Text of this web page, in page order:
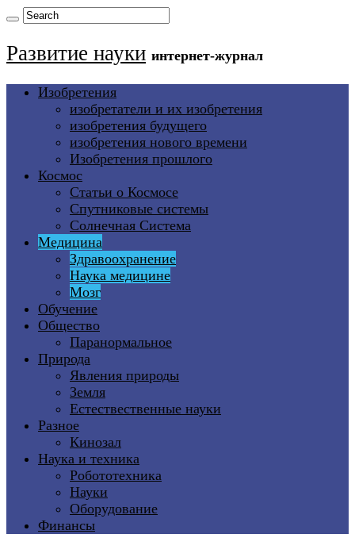
Развитие науки интернет-журнал
Изобретения
изобретатели и их изобретения
изобретения будущего
изобретения нового времени
Изобретения прошлого
Космос
Статьи о Космосе
Спутниковые системы
Солнечная Система
Медицина
Здравоохранение
Наука медицине
Мозг
Обучение
Общество
Паранормальное
Природа
Явления природы
Земля
Естествественные науки
Разное
Кинозал
Наука и техника
Робототехника
Науки
Оборудование
Финансы